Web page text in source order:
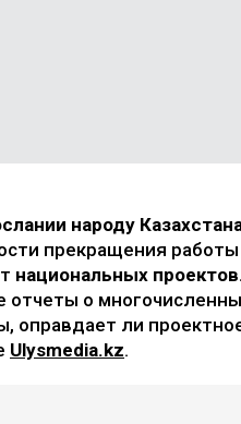
народу
прекращения
национальных
о
оправдает ли
Ulysmedia.kz.